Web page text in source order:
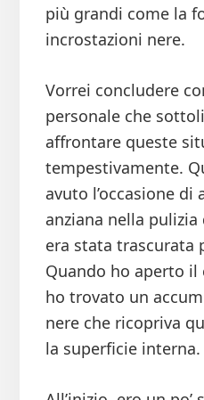
più grandi come la
incrostazioni nere.
Vorrei concludere
personale che
affrontare queste
tempestivamente.
avuto l’occasione di
anziana nella pulizia
era stata trascurata
Quando ho aperto il
ho trovato un
nere che ricopriva
la superficie interna.